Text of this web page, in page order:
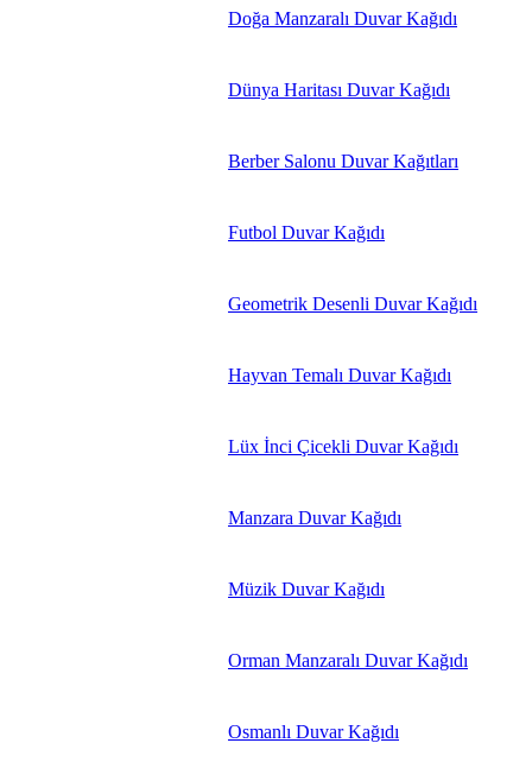
Doğa Manzaralı Duvar Kağıdı
Dünya Haritası Duvar Kağıdı
Berber Salonu Duvar Kağıtları
Futbol Duvar Kağıdı
Geometrik Desenli Duvar Kağıdı
Hayvan Temalı Duvar Kağıdı
Lüx İnci Çicekli Duvar Kağıdı
Manzara Duvar Kağıdı
Müzik Duvar Kağıdı
Orman Manzaralı Duvar Kağıdı
Osmanlı Duvar Kağıdı